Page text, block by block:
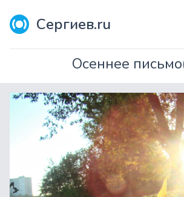
Сергиев.ru
Осеннее